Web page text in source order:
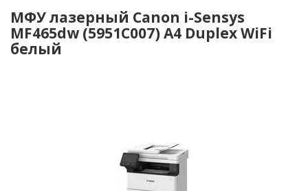
МФУ лазерный Canon i-Sensys
MF465dw (5951C007) A4 Duplex WiFi
белый